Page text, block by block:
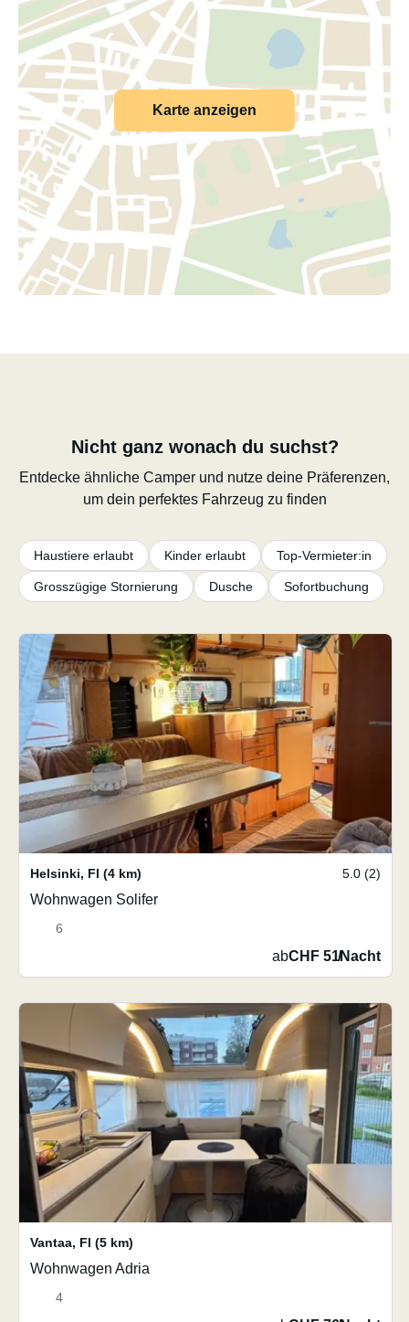
Karte anzeigen
Nicht ganz wonach du suchst?
Entdecke ähnliche Camper und nutze deine Präferenzen,
um dein perfektes Fahrzeug zu finden
Haustiere erlaubt Kinder erlaubt Top-Vermieter:in
Grosszügige Stornierung Dusche Sofortbuchung
Helsinki, FI (4 km) 5.0 (2)
Wohnwagen Solifer
6
abCHF 51/Nacht
Vantaa, FI (5 km)
Wohnwagen Adria
4